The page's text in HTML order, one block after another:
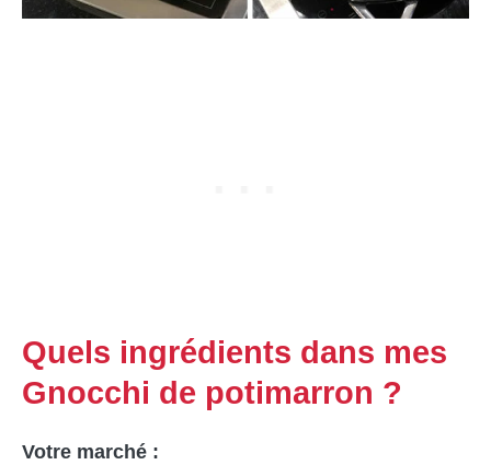
Quels ingrédients dans mes
Gnocchi de potimarron ?
Votre marché :